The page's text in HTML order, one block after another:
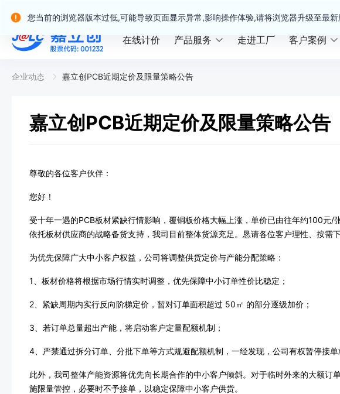
您当前的浏览器版本过低,可能导致页面显示异常,影响操作体验,请将浏览器升级至最新
嘉立创产业服务站群
在线计价 产品服务 走进工厂 客户案例
企业动态 嘉立创PCB近期定价及限量策略公告
嘉立创PCB近期定价及限量策略公告
尊敬的各位客户伙伴：
您好！
受十年一遇的PCB板材紧缺行情影响，覆铜板价格大幅上涨，单价已由往年约100元/
依托板材供应商的战略备货支持，我司目前整体货源充足。恳请各位客户理性、按需
为优先保障广大中小客户权益，公司将调整供货定价与产能分配策略：
1、板材价格将根据市场行情实时调整，优先保障中小订单性价比稳定；
2、紧缺周期内实行反向阶梯定价，暂对订单面积超过 50㎡ 的部分逐级加价；
3、若订单总量超出产能，将启动客户定量配额机制；
4、严禁通过拆分订单、分批下单等方式规避配额机制，一经发现，公司有权暂停接单
此外，我司整体产能资源将优先向长期合作的中小客户倾斜。对于临时外来的大额订
施限量管控，必要时不予接单，以稳定保障中小客户供货。